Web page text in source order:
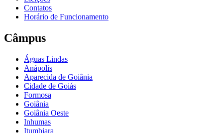
Contatos
Horário de Funcionamento
Câmpus
Águas Lindas
Anápolis
Aparecida de Goiânia
Cidade de Goiás
Formosa
Goiânia
Goiânia Oeste
Inhumas
Itumbiara